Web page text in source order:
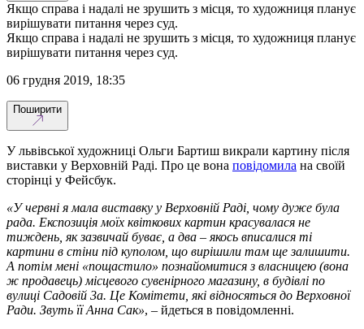
Якщо справа і надалі не зрушить з місця, то художниця планує
вирішувати питання через суд.
Якщо справа і надалі не зрушить з місця, то художниця планує
вирішувати питання через суд.
06 грудня 2019, 18:35
Поширити
У львівської художниці Ольги Бартиш викрали картину після
виставки у Верховній Раді. Про це вона повідомила на своїй
сторінці у Фейсбук.
«У червні я мала виставку у Верховній Раді, чому дуже була
рада. Експозиція моїх квіткових картин красувалася не
тиждень, як зазвичай буває, а два – якось вписалися ті
картини в стіни під куполом, що вирішили там ще залишити.
А потім мені «пощастило» познайомитися з власницею (вона
ж продавець) місцевого сувенірного магазину, в будівлі по
вулиці Садовій 3а. Це Комітети, які відносяться до Верховної
Ради. Звуть її Анна Сак», – йдеться в повідомленні.